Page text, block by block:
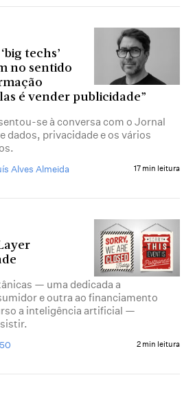
techs’
no sentido
é vender publicidade”
se à conversa com o Jornal
dados, privacidade e os vários
Alves Almeida 17 min leitura
— uma dedicada a
e outra ao financiamento
a inteligência artificial —
2 min leitura